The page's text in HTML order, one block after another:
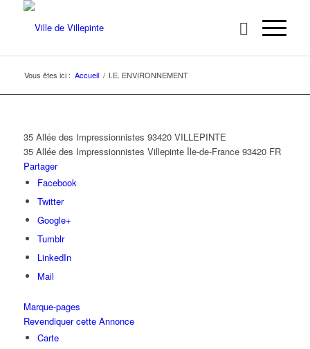
Vous êtes ici : Accueil / I.E. ENVIRONNEMENT
35 Allée des Impressionnistes 93420 VILLEPINTE
35 Allée des Impressionnistes Villepinte Île-de-France 93420 FR
Partager
Facebook
Twitter
Google+
Tumblr
LinkedIn
Mail
Marque-pages
Revendiquer cette Annonce
Carte